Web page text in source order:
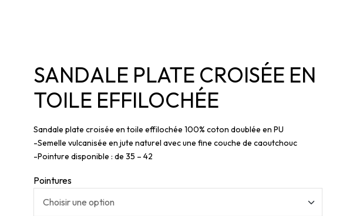
SANDALE PLATE CROISÉE EN
TOILE EFFILOCHÉE
Sandale plate croisée en toile effilochée 100% coton doublée en PU
-Semelle vulcanisée en jute naturel avec une fine couche de caoutchouc
-Pointure disponible : de 35 – 42
Pointures